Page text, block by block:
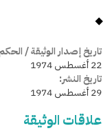
تاريخ إصدار الوثيقة /
22 أغسطس 1974
تاريخ النشر:
29 أغسطس 1974
علاقات الوثيقة